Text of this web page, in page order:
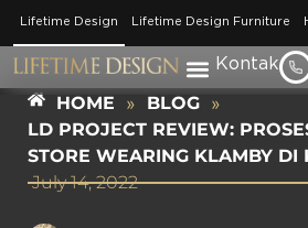
Lifetime Design Lifetime Design Furniture
Kontak
HOME » BLOG »
LD PROJECT REVIEW:
STORE WEARING KLAMBY DI
July 14, 2022